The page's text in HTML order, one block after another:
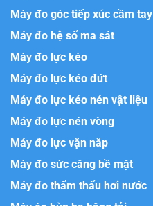
Máy đo góc tiếp xúc cầm tay
Máy đo hệ số ma sát
Máy đo lực kéo
Máy đo lực kéo đứt
Máy đo lực kéo nén vật liệu
Máy đo lực nén vòng
Máy đo lực vặn nắp
Máy đo sức căng bề mặt
Máy đo thẩm thấu hơi nước